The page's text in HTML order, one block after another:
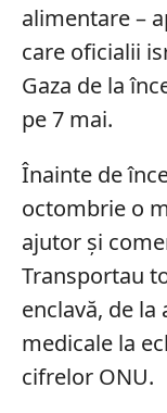
alimentare –
care oficialii
Gaza de la
pe 7 mai.
Înainte de
octombrie o
ajutor și
Transportau
enclavă, de
medicale la
cifrelor ONU.